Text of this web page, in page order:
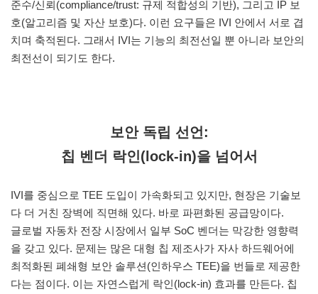
준수/신뢰(compliance/trust: 규제 적합성의 기반), 그리고 IP 보
호(알고리즘 및 자산 보호)다. 이런 요구들은 IVI 안에서 서로 겹
치며 축적된다. 그래서 IVI는 기능의 최전선일 뿐 아니라 보안의
최전선이 되기도 한다.
보안 독립 선언:
칩 벤더 락인(lock-in)을 넘어서
IVI를 중심으로 TEE 도입이 가속화되고 있지만, 현장은 기술보
다 더 거친 장벽에 직면해 있다. 바로 파편화된 공급망이다.
글로벌 자동차 전장 시장에서 일부 SoC 벤더는 막강한 영향력
을 갖고 있다. 문제는 많은 대형 칩 제조사가 자사 하드웨어에
최적화된 폐쇄형 보안 솔루션(인하우스 TEE)을 번들로 제공한
다는 점이다. 이는 자연스럽게 락인(lock-in) 효과를 만든다. 칩